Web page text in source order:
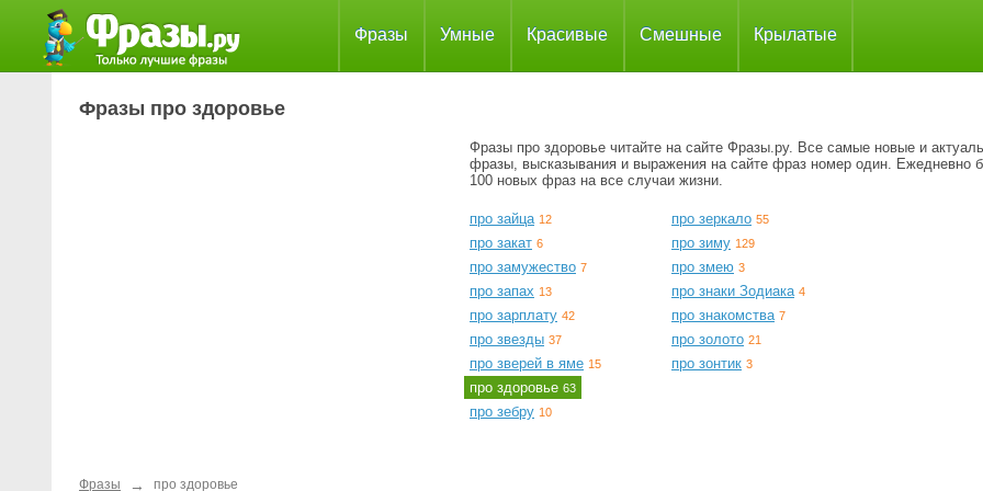
Фразы Умные Красивые Смешные Крылатые
Фразы про здоровье
Фразы про здоровье читайте на сайте Фразы.ру. Все самые новые и
фразы, высказывания и выражения на сайте фраз номер один. Ежедневно
100 новых фраз на все случаи жизни.
про зайца 12
про закат 6
про замужество 7
про запах 13
про зарплату 42
про звезды 37
про зверей в яме 15
про здоровье 63
про зебру 10
про зеркало 55
про зиму 129
про змею 3
про знаки Зодиака 4
про знакомства 7
про золото 21
про зонтик 3
Фразы → про здоровье